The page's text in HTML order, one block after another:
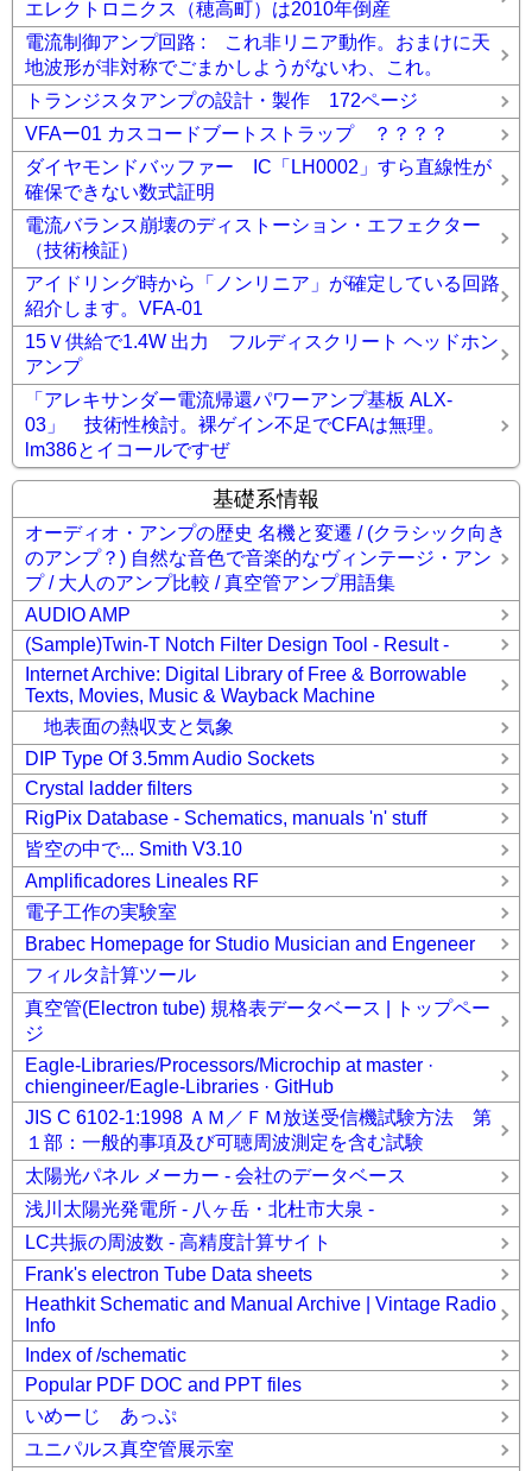
エレクトロニクス（穂高町）は2010年倒産
電流制御アンプ回路 : これ非リニア動作。おまけに天
地波形が非対称でごまかしようがないわ、これ。
トランジスタアンプの設計・製作 172ページ
VFAー01 カスコードブートストラップ ？？？？
ダイヤモンドバッファー IC「LH0002」すら直線性が
確保できない数式証明
電流バランス崩壊のディストーション・エフェクター
（技術検証）
アイドリング時から「ノンリニア」が確定している回路
紹介します。VFA-01
15Ｖ供給で1.4W 出力 フルディスクリート ヘッドホン
アンプ
「アレキサンダー電流帰還パワーアンプ基板 ALX-
03」 技術性検討。裸ゲイン不足でCFAは無理。
lm386とイコールですぜ
基礎系情報
オーディオ・アンプの歴史 名機と変遷 / (クラシック向き
のアンプ？) 自然な音色で音楽的なヴィンテージ・アン
プ / 大人のアンプ比較 / 真空管アンプ用語集
AUDIO AMP
(Sample)Twin-T Notch Filter Design Tool - Result -
Internet Archive: Digital Library of Free & Borrowable
Texts, Movies, Music & Wayback Machine
地表面の熱収支と気象
DIP Type Of 3.5mm Audio Sockets
Crystal ladder filters
RigPix Database - Schematics, manuals 'n' stuff
皆空の中で... Smith V3.10
Amplificadores Lineales RF
電子工作の実験室
Brabec Homepage for Studio Musician and Engeneer
フィルタ計算ツール
真空管(Electron tube) 規格表データベース | トップペー
ジ
Eagle-Libraries/Processors/Microchip at master ·
chiengineer/Eagle-Libraries · GitHub
JIS C 6102-1:1998 ＡＭ／ＦＭ放送受信機試験方法 第
１部：一般的事項及び可聴周波測定を含む試験
太陽光パネル メーカー - 会社のデータベース
浅川太陽光発電所 - 八ヶ岳・北杜市大泉 -
LC共振の周波数 - 高精度計算サイト
Frank's electron Tube Data sheets
Heathkit Schematic and Manual Archive | Vintage Radio
Info
Index of /schematic
Popular PDF DOC and PPT files
いめーじ あっぷ
ユニパルス真空管展示室